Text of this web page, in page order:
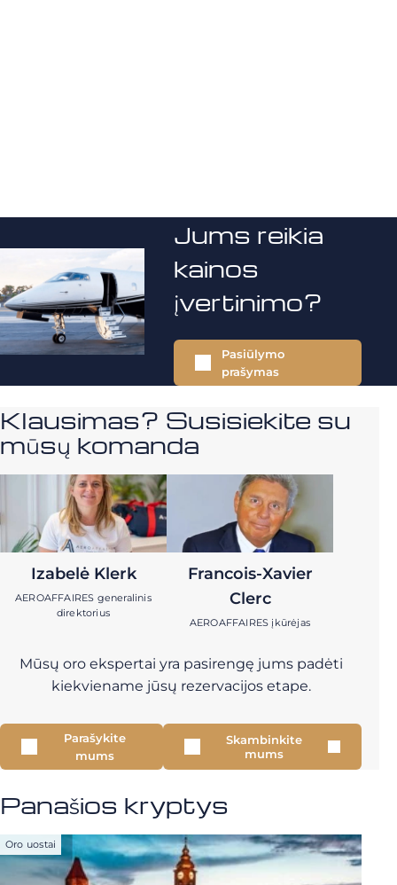
Jums reikia
kainos
įvertinimo?
Pasiūlymo
prašymas
Klausimas? Susisiekite su
mūsų komanda
Izabelė Klerk
AEROAFFAIRES generalinis
direktorius
Francois-Xavier
Clerc
AEROAFFAIRES įkūrėjas
Mūsų oro ekspertai yra pasirengę jums padėti
kiekviename jūsų rezervacijos etape.
Parašykite
mums
Skambinkite
mums
Panašios kryptys
Oro uostai